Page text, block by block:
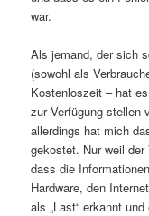
war.
Als jemand, der sich
(sowohl als
Kostenloszeit – hat
zur Verfügung stellen
allerdings hat mich
gekostet. Nur weil
dass die
Hardware, den
als „Last“ erkannt